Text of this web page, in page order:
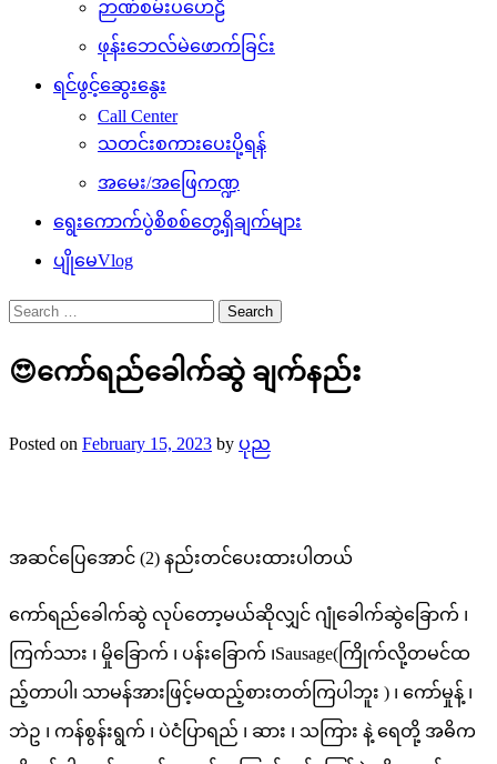
ဉာဏ်စမ်းပဟေဠိ
ဖုန်းဘေလ်မဲဖောက်ခြင်း
ရင်ဖွင့်ဆွေးနွေး
Call Center
သတင်းစကားပေးပို့ရန်
အမေး/အဖြေကဏ္ဍ
ရွေးကောက်ပွဲစိစစ်တွေ့ရှိချက်များ
ပျိုမေVlog
Search
for:
😍ကော်ရည်ခေါက်ဆွဲ ချက်နည်း
Posted on February 15, 2023 by ပုည
အဆင်ပြေအောင် (2) နည်းတင်ပေးထားပါတယ်
ကော်ရည်ခေါက်ဆွဲ လုပ်တော့မယ်ဆိုလျှင် ဂျုံခေါက်ဆွဲခြောက် ၊
ကြက်သား ၊ မှိုခြောက် ၊ ပန်းခြောက် ၊Sausage(ကြိုက်လို့တမင်ထ
ည့်တာပါ၊ သာမန်အားဖြင့်မထည့်စားတတ်ကြပါဘူး ) ၊ ကော်မှုန့် ၊
ဘဲဥ ၊ ကန်စွန်းရွက် ၊ ပဲငံပြာရည် ၊ ဆား ၊ သကြား နဲ့ ရေတို့ အဓိက